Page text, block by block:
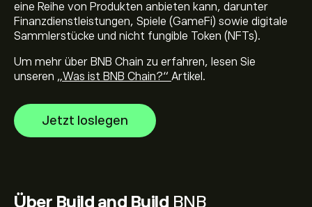
Über Build and Build BNB
eine Reihe von Produkten anbieten kann, darunter
Finanzdienstleistungen, Spiele (GameFi) sowie digitale
Sammlerstücke und nicht fungible Token (NFTs).
Um mehr über BNB Chain zu erfahren, lesen Sie
unseren „Was ist BNB Chain?“ Artikel.
Jetzt loslegen